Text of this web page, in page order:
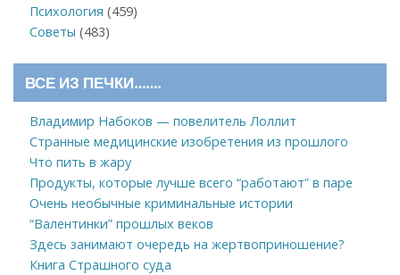
Психология (459)
Советы (483)
ВСЕ ИЗ ПЕЧКИ…….
Владимир Набоков — повелитель Лоллит
Странные медицинские изобретения из прошлого
Что пить в жару
Продукты, которые лучше всего “работают” в паре
Очень необычные криминальные истории
“Валентинки” прошлых веков
Здесь занимают очередь на жертвоприношение?
Книга Страшного суда